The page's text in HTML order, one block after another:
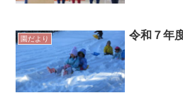
園だより 令和７年